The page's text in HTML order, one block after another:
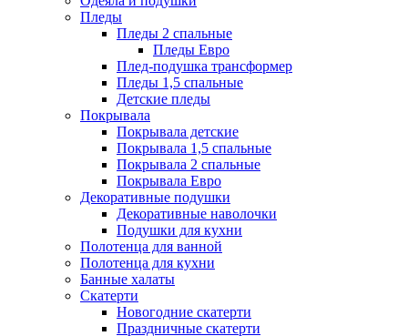
Пледы
Пледы 2 спальные
Пледы Евро
Плед-подушка трансформер
Пледы 1,5 спальные
Детские пледы
Покрывала
Покрывала детские
Покрывала 1,5 спальные
Покрывала 2 спальные
Покрывала Евро
Декоративные подушки
Декоративные наволочки
Подушки для кухни
Полотенца для ванной
Полотенца для кухни
Банные халаты
Скатерти
Новогодние скатерти
Праздничные скатерти